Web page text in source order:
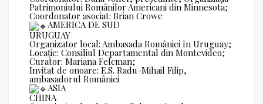
Patrimoniului Românilor Americani din Minnesota;
Coordonator asociat: Brian Crowe
AMERICA DE SUD
URUGUAY
Organizator local: Ambasada României în Uruguay;
Locație: Consiliul Departamental din Montevideo;
Curator: Mariana Felcman;
Invitat de onoare: E.S. Radu-Mihail Filip,
ambasadorul României
ASIA
CHINA